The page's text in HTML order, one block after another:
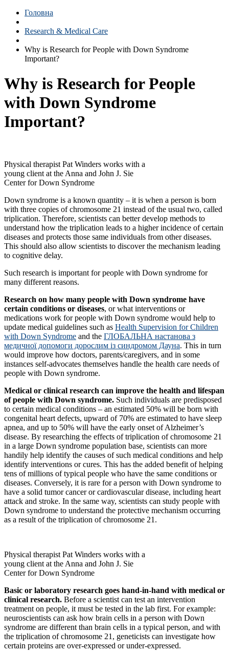
Головна
Research & Medical Care
Why is Research for People with Down Syndrome
Important?
Why is Research for People
with Down Syndrome
Important?
Physical therapist Pat Winders works with a
young client at the Anna and John J. Sie
Center for Down Syndrome
Down syndrome is a known quantity – it is when a person is born
with three copies of chromosome 21 instead of the usual two, called
triplication. Therefore, scientists can better develop methods to
understand how the triplication leads to a higher incidence of certain
diseases and protects those same individuals from other diseases.
This should also allow scientists to discover the mechanism leading
to cognitive delay.
Such research is important for people with Down syndrome for
many different reasons.
Research on how many people with Down syndrome have
certain conditions or diseases, or what interventions or
medications work for people with Down syndrome would help to
update medical guidelines such as Health Supervision for Children
with Down Syndrome and the ГЛОБАЛЬНА настанова з
медичної допомоги дорослим із синдромом Дауна. This in turn
would improve how doctors, parents/caregivers, and in some
instances self-advocates themselves handle the health care needs of
people with Down syndrome.
Medical or clinical research can improve the health and lifespan
of people with Down syndrome. Such individuals are predisposed
to certain medical conditions – an estimated 50% will be born with
congenital heart defects, upward of 70% are estimated to have sleep
apnea, and up to 50% will have the early onset of Alzheimer’s
disease. By researching the effects of triplication of chromosome 21
in a large Down syndrome population base, scientists can more
handily help identify the causes of such medical conditions and help
identify interventions or cures. This has the added benefit of helping
tens of millions of typical people who have the same conditions or
diseases. Conversely, it is rare for a person with Down syndrome to
have a solid tumor cancer or cardiovascular disease, including heart
attack and stroke. In the same way, scientists can study people with
Down syndrome to understand the protective mechanism occurring
as a result of the triplication of chromosome 21.
Physical therapist Pat Winders works with a
young client at the Anna and John J. Sie
Center for Down Syndrome
Basic or laboratory research goes hand-in-hand with medical or
clinical research. Before a scientist can test an intervention
treatment on people, it must be tested in the lab first. For example:
neuroscientists can ask how brain cells in a person with Down
syndrome are different than brain cells in a typical person, and with
the triplication of chromosome 21, geneticists can investigate how
certain proteins are over-expressed or under-expressed.